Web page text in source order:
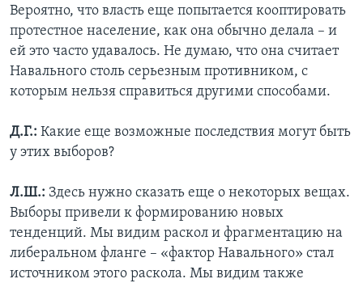
Вероятно, что власть еще попытается кооптировать
протестное население, как она обычно делала – и
ей это часто удавалось. Не думаю, что она считает
Навального столь серьезным противником, с
которым нельзя справиться другими способами.
Д.Г.: Какие еще возможные последствия могут быть
у этих выборов?
Л.Ш.: Здесь нужно сказать еще о некоторых вещах.
Выборы привели к формированию новых
тенденций. Мы видим раскол и фрагментацию на
либеральном фланге – «фактор Навального» стал
источником этого раскола. Мы видим также